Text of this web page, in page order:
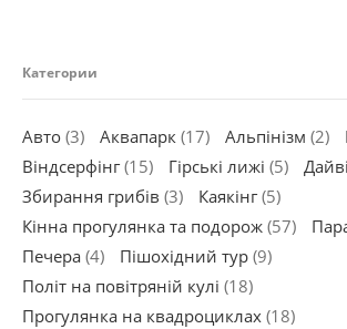
Категории
Авто (3) Аквапарк (17) Альпінізм (2)
Віндсерфінг(15) Гірські лижі (5)
Збирання грибів (3) Каякінг(5)
Кінна прогулянка та подорож (57)
Печера (4) Пішохідний тур (9)
Політ на повітряній кулі (18)
Прогулянка на квадроциклах (18)